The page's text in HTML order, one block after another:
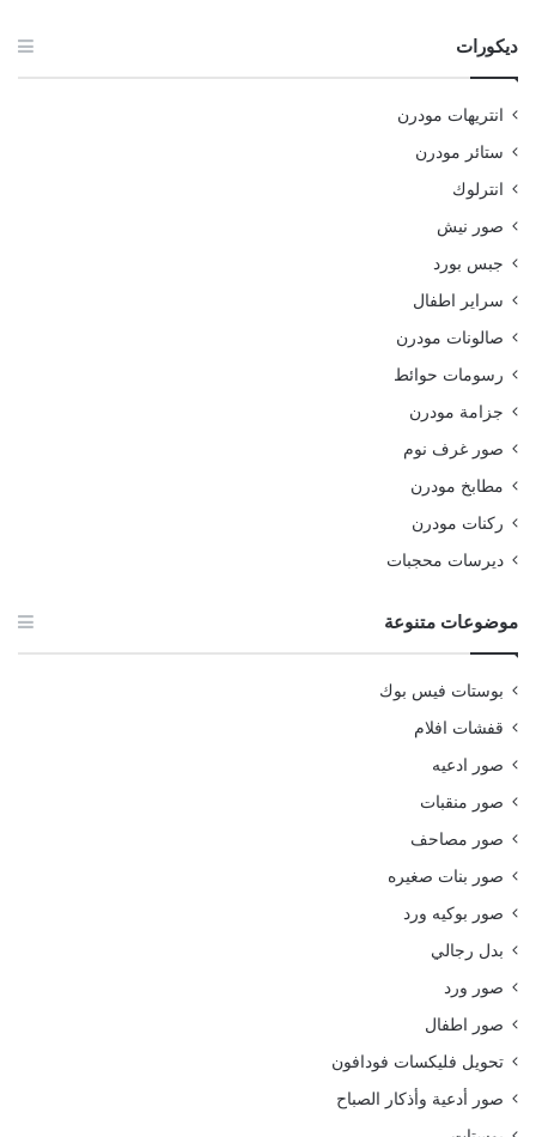
ديكورات
انتريهات مودرن
ستائر مودرن
انترلوك
صور نيش
جبس بورد
سراير اطفال
صالونات مودرن
رسومات حوائط
جزامة مودرن
صور غرف نوم
مطابخ مودرن
ركنات مودرن
ديرسات محجبات
موضوعات متنوعة
بوستات فيس بوك
قفشات افلام
صور ادعيه
صور منقبات
صور مصاحف
صور بنات صغيره
صور بوكيه ورد
بدل رجالي
صور ورد
صور اطفال
تحويل فليكسات فودافون
صور أدعية وأذكار الصباح